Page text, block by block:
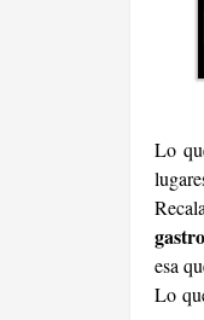
Lo
esa
Lo